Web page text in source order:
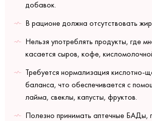
добавок.
В рационе должна отсутствовать
Нельзя употреблять продукты, где
касается сыров, кофе,
Требуется нормализация кислотно-
баланса, что обеспечивается с
лайма, свеклы, капусты, фруктов.
Полезно принимать аптечные